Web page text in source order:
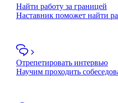
Найти работу за границей
Наставник поможет найти
Отрепетировать интервью
Научим проходить